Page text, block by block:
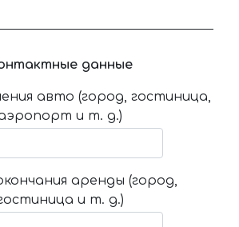
данные
авто (город, гостиница,
и т. д.)
аренды (город,
и т. д.)